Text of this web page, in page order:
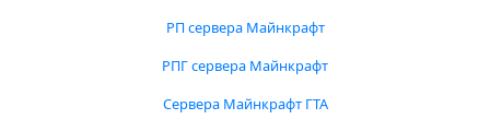
РП сервера Майнкрафт
РПГ сервера Майнкрафт
Сервера Майнкрафт ГТА